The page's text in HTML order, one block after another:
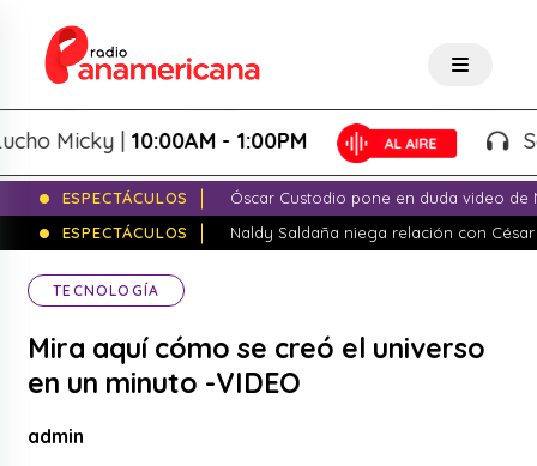
Micky |10:00AM - 1:00PM
ESPECTÁCULOS
Óscar Custodio pone en duda video de
ESPECTÁCULOS
Naldy Saldaña niega relación con
TECNOLOGÍA
Mira aquí cómo se creó el universo
en un minuto -VIDEO
admin